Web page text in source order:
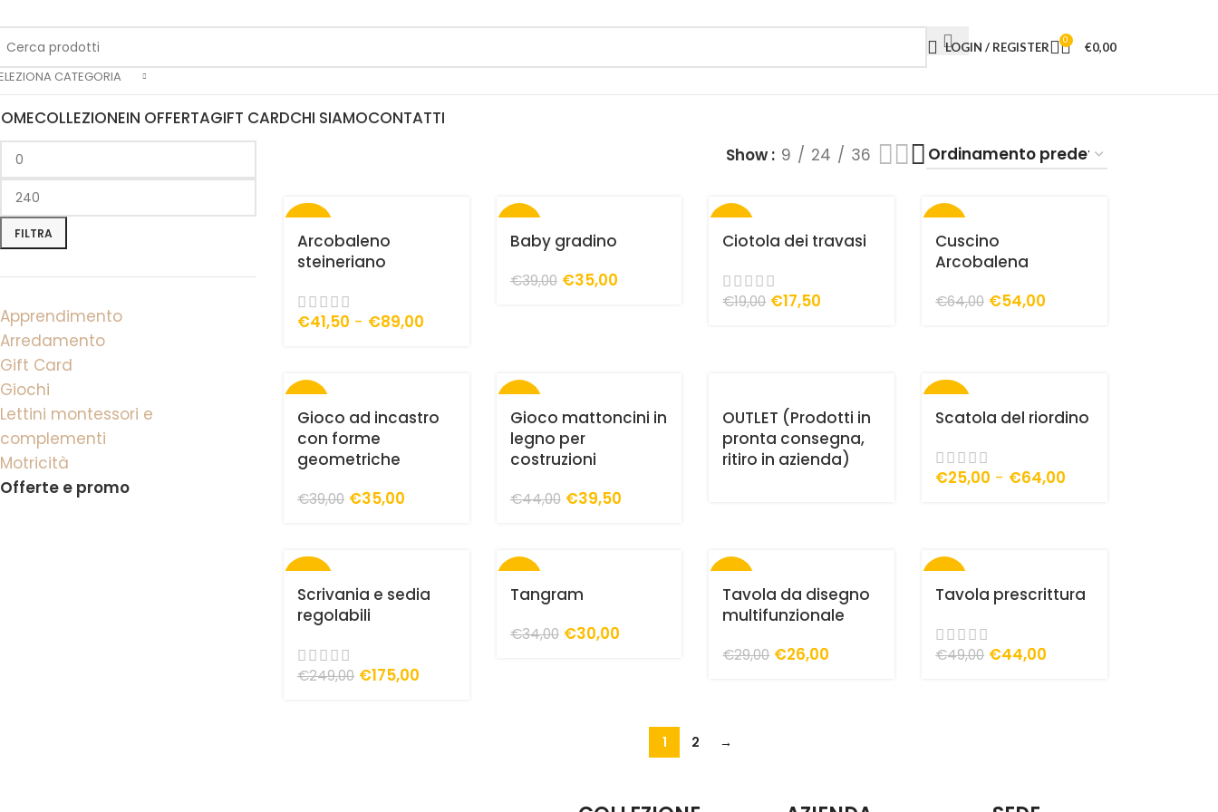
CATEGORIA
LOGIN / REGISTER 0 €0,00
COLLEZIONEIN OFFERTAGIFT CARDCHI SIAMOCONTATTI
FILTRA
Apprendimento
Arredamento
Gift Card
Giochi
Lettini montessori e
complementi
Motricità
Offerte e promo
Show 9 24 36
Arcobaleno
steineriano
€41,50 - €89,00
Baby gradino
€39,00 €35,00
Ciotola dei travasi
€19,00 €17,50
Cuscino
Arcobalena
€64,00 €54,00
Gioco ad incastro
con forme
geometriche
€39,00 €35,00
Gioco mattoncini in
legno per
costruzioni
€44,00 €39,50
OUTLET (Prodotti in
pronta consegna,
ritiro in azienda)
Scatola del riordino
€25,00 - €64,00
Scrivania e sedia
regolabili
€249,00 €175,00
Tangram
€34,00 €30,00
Tavola da disegno
multifunzionale
€29,00 €26,00
Tavola prescrittura
€49,00 €44,00
1 2 →